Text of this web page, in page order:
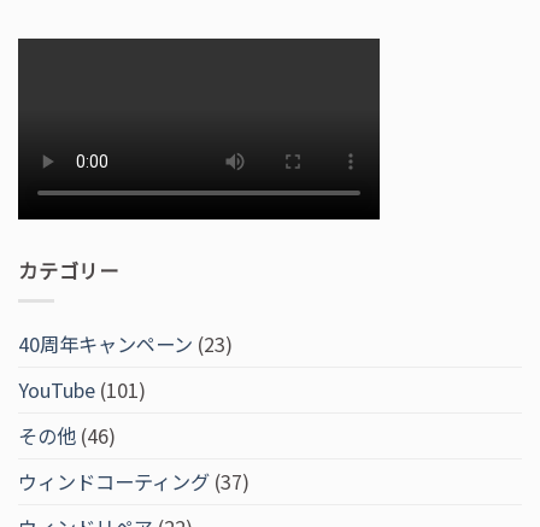
カテゴリー
40周年キャンペーン (23)
YouTube (101)
その他 (46)
ウィンドコーティング (37)